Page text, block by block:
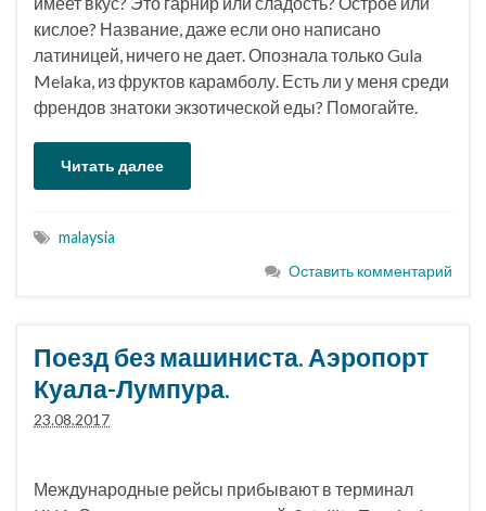
кислое? Название, даже если оно написано
латиницей, ничего не дает. Опознала только Gula
Melaka, из фруктов карамболу. Есть ли у меня среди
френдов знатоки экзотической еды? Помогайте.
Читать далее
malaysia
Оставить комментарий
Поезд без машиниста. Аэропорт
Куала-Лумпура.
23.08.2017
Международные рейсы прибывают в терминал